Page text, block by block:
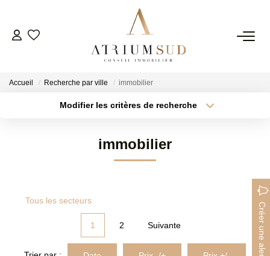
TRANSACTION
AGENCE
Accueil Recherche par ville immobilier
Modifier les critères de recherche
Créer une alerte
immobilier
Tous les secteurs
Créer une alerte
1 2 Suivante